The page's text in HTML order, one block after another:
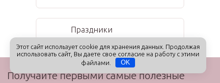
Праздники
Получайте первыми самые полезные
Этот сайт использует cookie для хранения данных. Продолжая
использовать сайт, Вы даете свое согласие на работу с этими
файлами.
OK